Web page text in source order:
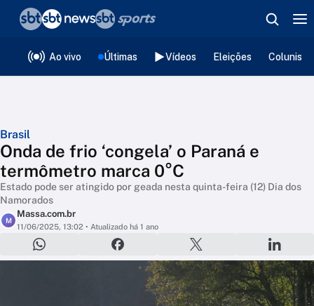
Ao vivo Últimas Vídeos Eleições
Brasil
Onda de frio ‘congela’ o Paraná e
termômetro marca 0°C
Estado pode ser atingido por geada nesta quinta-feira (12) Dia dos
Namorados
M
Massa.com.br
11/06/2025, 13:02 • Atualizado há 1 ano
❮voltar
Editorias